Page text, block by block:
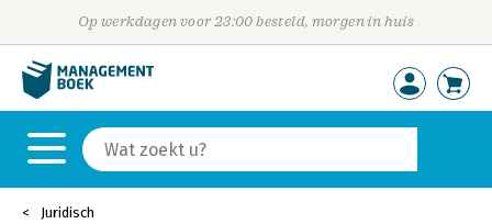
Op werkdagen voor 23:00 besteld, morgen in huis
Juridisch